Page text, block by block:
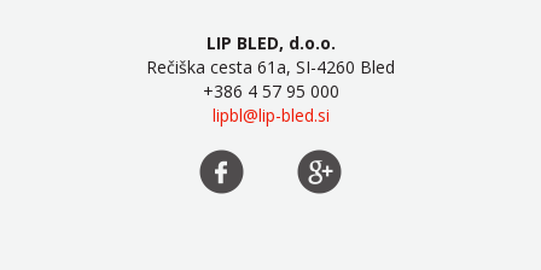
LIP BLED, d.o.o.
Rečiška cesta 61a, SI-4260 Bled
+386 4 57 95 000
lipbl@lip-bled.si